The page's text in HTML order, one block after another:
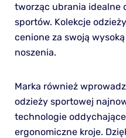
tworząc ubrania idealne
sportów. Kolekcje
cenione za swoją
noszenia.
Marka również
odzieży sportowej
technologie
ergonomiczne kroje.